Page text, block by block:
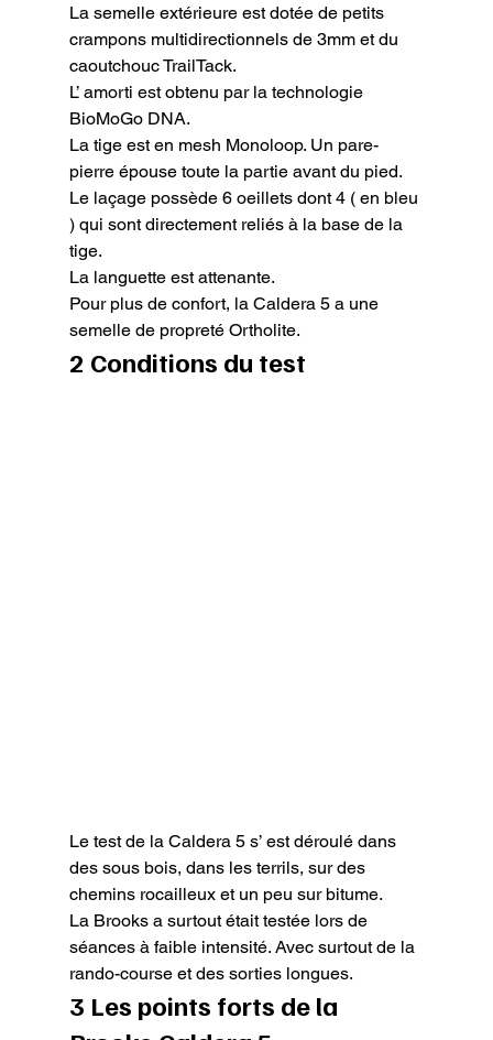
La semelle extérieure est dotée de petits
crampons multidirectionnels de 3mm et du
caoutchouc TrailTack.
L’ amorti est obtenu par la technologie
BioMoGo DNA.
La tige est en mesh Monoloop. Un pare-
pierre épouse toute la partie avant du pied.
Le laçage possède 6 oeillets dont 4 ( en bleu
) qui sont directement reliés à la base de la
tige.
La languette est attenante.
Pour plus de confort, la Caldera 5 a une
semelle de propreté Ortholite.
2 Conditions du test
Le test de la Caldera 5 s’ est déroulé dans
des sous bois, dans les terrils, sur des
chemins rocailleux et un peu sur bitume.
La Brooks a surtout était testée lors de
séances à faible intensité. Avec surtout de la
rando-course et des sorties longues.
3 Les points forts de la